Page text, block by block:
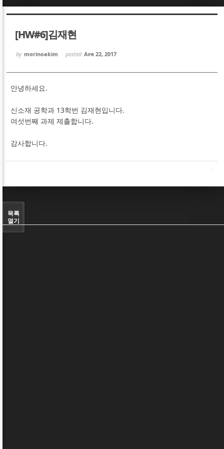
[HW#6]김재현
by morinoakim posted Apr 22, 2017
안녕하세요.
신소재 공학과 13학번 김재현입니다.
여섯번째 과제 제출합니다.
감사합니다.
목록
열기
Sketchbook5, 스케치북5
Sketchbook5, 스케치북5
Sketchbook5, 스케치북5
Sketchbook5, 스케치북5